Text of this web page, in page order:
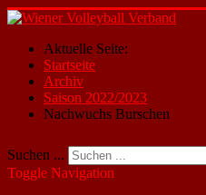
Aktuelle Seite:
Startseite
Archiv
Saison 2022/2023
Nachwuchs Burschen
Suchen ...
Toggle Navigation